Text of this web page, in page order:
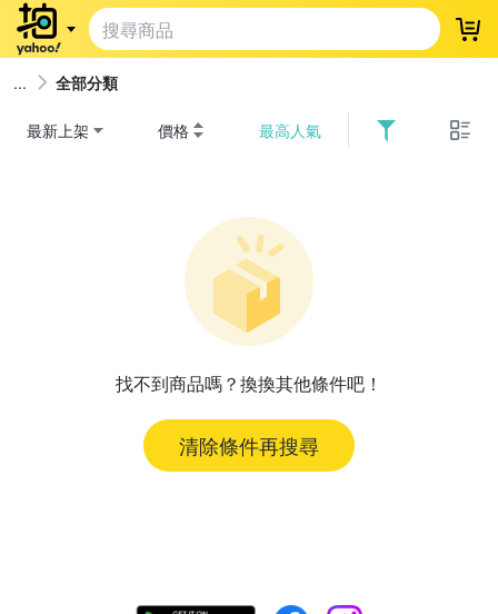
登
全部分類
最新上架 價格 最高人氣
找不到商品嗎？換換其他條件吧！
清除條件再搜尋